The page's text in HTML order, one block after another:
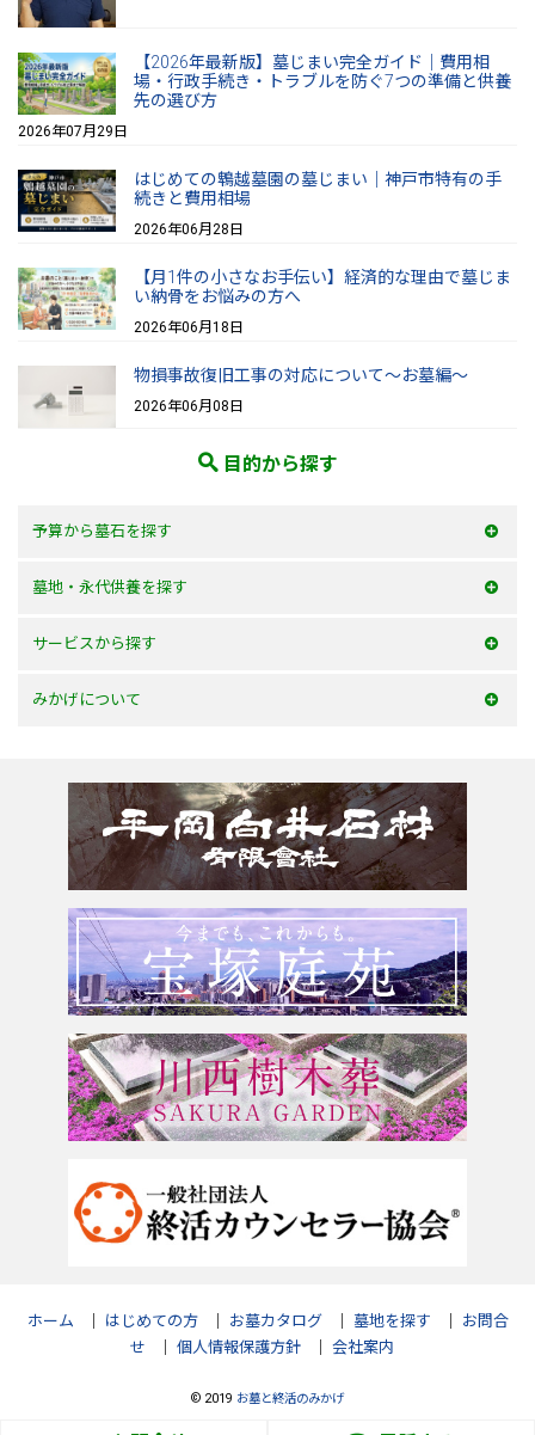
【2026年最新版】墓じまい完全ガイド｜費用相
場・行政手続き・トラブルを防ぐ7つの準備と供養
先の選び方
2026年07月29日
はじめての鵯越墓園の墓じまい｜神戸市特有の手
続きと費用相場
2026年06月28日
【月1件の小さなお手伝い】経済的な理由で墓じま
い納骨をお悩みの方へ
2026年06月18日
物損事故復旧工事の対応について～お墓編～
2026年06月08日
目的から探す
予算から墓石を探す
50万以内
100万以内
150万以内
墓地・永代供養を探す
大阪府
兵庫県
奈良県
和歌山県
サービスから探す
お墓を建てる
墓じまい・改葬
追加文字彫刻
みかげについて
会社案内
よくあるご質問
お問合せ
ホーム はじめての方 お墓カタログ 墓地を探す
お問合
せ
個人情報保護方針 会社案内
© 2019 お墓と終活のみかげ